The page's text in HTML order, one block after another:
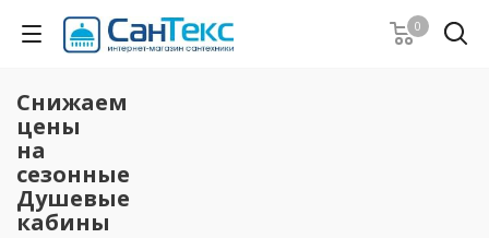
0
Снижаем
цены
на
сезонные
Душевые
кабины